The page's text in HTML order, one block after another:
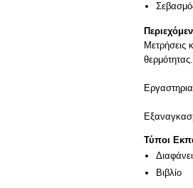
Μετρήσεις
Τύποι
Βιβλίο